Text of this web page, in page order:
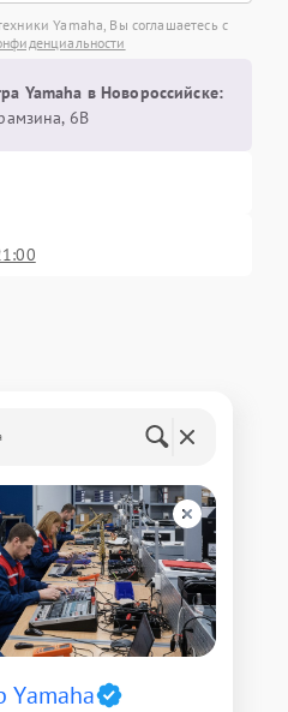
Yamaha, Вы соглашаетесь с
Yamaha в Новороссийске:
6В
Yamaha